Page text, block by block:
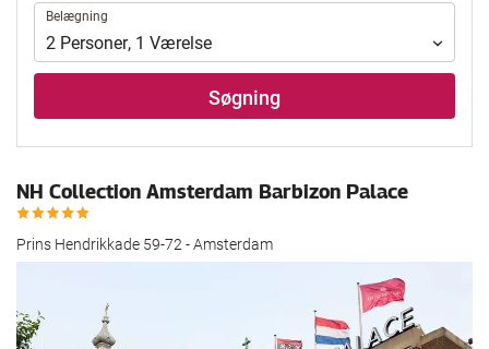
Belægning
Belægning
2 Personer, 1 Værelse
Søgning
NH Collection Amsterdam Barbizon Palace
Prins Hendrikkade 59-72 - Amsterdam